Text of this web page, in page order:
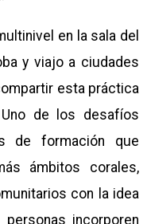
en la sala del
y viajo a ciudades
esta práctica
de los desafíos
de formación que
ámbitos corales,
con la idea
incorporen